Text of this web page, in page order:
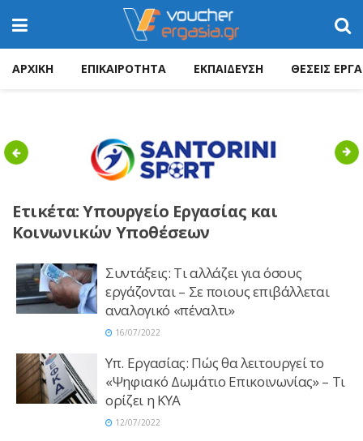
ΑΡΧΙΚΗ ΕΠΙΚΑΙΡΟΤΗΤΑ ΕΚΠΑΙΔΕΥΣΗ ΘΕΣΕΙΣ
Previous
Ετικέτα:Υπουργείο Εργασίας και
Κοινωνικών Υποθέσεων
Συντάξεις: Τι αλλάζει για όσους
εργάζονται – Σε ποιους επιβάλλεται
αναλογικό «πέναλτι»
16/07/2022
Yπ. Εργασίας: Πώς θα λειτουργεί το
«Ψηφιακό Δωμάτιο Επικοινωνίας» – Τι
ορίζει η ΚΥΑ
12/07/2022